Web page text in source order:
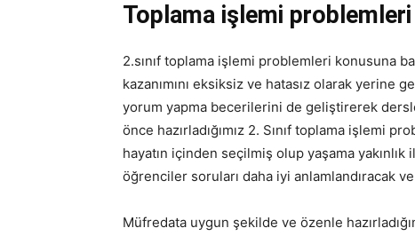
Toplama işlemi problemleri
2.sınıf toplama işlemi problemleri konusuna
kazanımını eksiksiz ve hatasız olarak yerine
yorum yapma becerilerini de geliştirerek
önce hazırladığımız 2. Sınıf toplama işlemi
hayatın içinden seçilmiş olup yaşama
öğrenciler soruları daha iyi anlamlandıracak
Müfredata uygun şekilde ve özenle